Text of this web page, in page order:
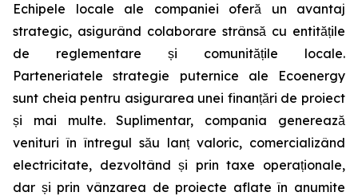
Echipele locale ale companiei oferă un avantaj
strategic, asigurând colaborare strânsă cu entitățile
de reglementare și comunitățile locale.
Parteneriatele strategie puternice ale Ecoenergy
sunt cheia pentru asigurarea unei finanțări de proiect
și mai multe. Suplimentar, compania generează
venituri în întregul său lanț valoric, comercializând
electricitate, dezvoltând și prin taxe operaționale,
dar și prin vânzarea de proiecte aflate în anumite